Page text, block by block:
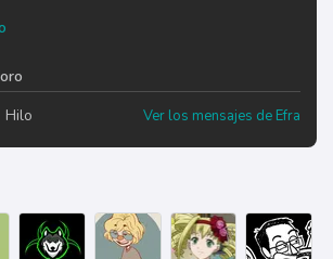
Hilo Ver los mensajes de Efra